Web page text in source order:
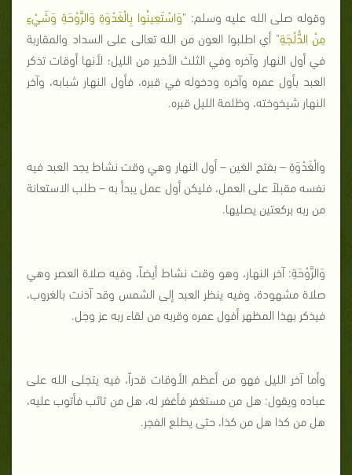
وقوله صلى الله عليه وسلم: "وَاسْتَعِينُوا بِالْغَدْوَةِ وَالرَّوْحَةِ وَشَيْءٍ
مِنْ الدُّلْجَةِ" أي اطلبوا العون من الله تعالى على السداد والمقاربة
في أول النهار وآخره وفي الثلث الأخير من الليل؛ لأنها أوقات تذكر
العبد بأول عمره وآخره ودخوله في قبره، فأول النهار شبابه، وآخر
النهار شيخوخته، وظلمة الليل قبره.
والْغَدْوَةِ – بفتح الغين – أول النهار وهي وقت نشاط يجد العبد فيه
نفسه مقبلاً على العمل، فليكن أول عمل يبدأ به – طلب الاستعانة
من ربه بركعتين يصليها.
وَالرَّوْحَةِ: آخر النهار، وهو وقت نشاط أيضاً، وفيه صلاة العصر وهي
صلاة مشهودة، وفيه ينظر العبد إلى الشمس وقد آذنت بالغروب،
فيذكر بهذا المظهر أفول عمره وقربه من لقاء ربه عز وجل.
وأما آخر الليل فهو من أعظم الأوقات قدراً، فيه يتجلى الله على
عباده ويقول: هل من مستغفر فأغفر له، هل من تائب فأتوب عليه،
هل من كذا هل من كذا، حتى يطلع الفجر.